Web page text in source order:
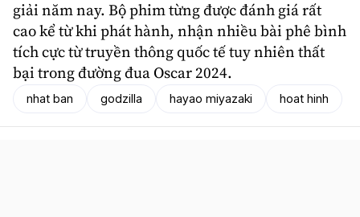
giải năm nay. Bộ phim từng được đánh giá rất
cao kể từ khi phát hành, nhận nhiều bài phê bình
tích cực từ truyền thông quốc tế tuy nhiên thất
bại trong đường đua Oscar 2024.
nhat ban godzilla hayao miyazaki hoat hinh